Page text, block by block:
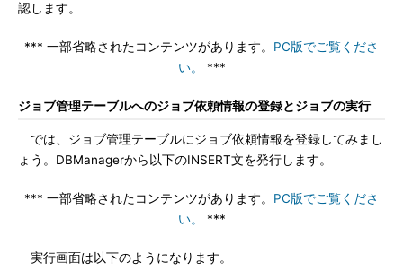
認します。
*** 一部省略されたコンテンツがあります。 PC版でご覧くださ
い。
***
ジョブ管理テーブルへのジョブ依頼情報の登録とジョブの実行
では、ジョブ管理テーブルにジョブ依頼情報を登録してみまし
ょう。DBManagerから以下のINSERT文を発行します。
*** 一部省略されたコンテンツがあります。 PC版でご覧くださ
い。
***
実行画面は以下のようになります。